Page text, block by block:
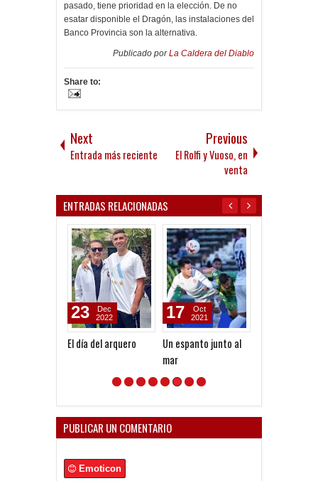
pasado, tiene prioridad en la elección. De no
esatar disponible el Dragón, las instalaciones del
Banco Provincia son la alternativa.
Publicado porLa Caldera del Diablo
Share to:
Next
Entrada más reciente
Previous
El Rolfi y Vuoso, en
venta
ENTRADAS RELACIONADAS
El día del arquero
23
Dec
2022
Un espanto junto al
mar
17
Oct
2021
PUBLICAR UN COMENTARIO
Emoticon